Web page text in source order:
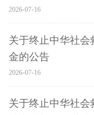
2026-07-16
关于终止中华社
金的公告
2026-07-16
关于终止中华社会